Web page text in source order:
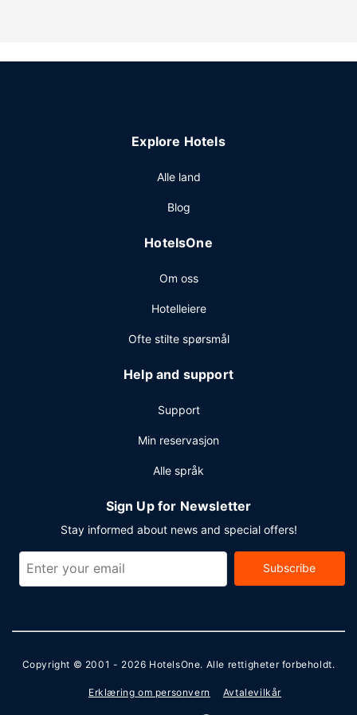
Explore Hotels
Alle land
Blog
HotelsOne
Om oss
Hotelleiere
Ofte stilte spørsmål
Help and support
Support
Min reservasjon
Alle språk
Sign Up for Newsletter
Stay informed about news and special offers!
Subscribe
Copyright © 2001 - 2026 HotelsOne. Alle rettigheter forbeholdt.
Erklæring om personvern Avtalevilkår